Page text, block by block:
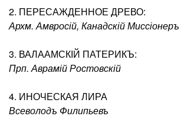
2. ПЕРЕСАЖДЕННОЕ ДРЕВО:
Архм. Амвросій, Канадскій Миссіонеръ
3. ВАЛААМСКІЙ ПАТЕРИКЪ:
Прп. Аврамій Ростовскій
4. ИНОЧЕСКАЯ ЛИРА
Всеволодъ Филипьевъ